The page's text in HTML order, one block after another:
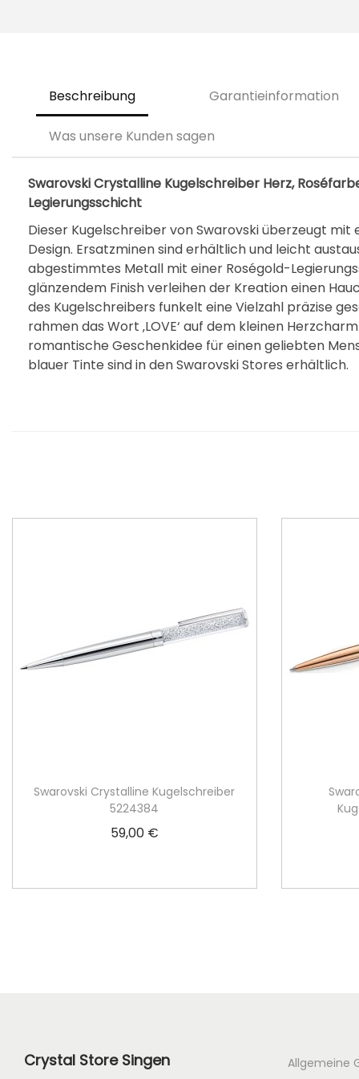
Beschreibung Garantieinformation
Was unsere Kunden sagen
Swarovski Crystalline Kugelschreiber Herz,
Legierungsschicht
Dieser Kugelschreiber von Swarovski überzeugt
Design. Ersatzminen sind erhältlich und leicht
abgestimmtes Metall mit einer Roségold-
glänzendem Finish verleihen der Kreation einen
des Kugelschreibers funkelt eine Vielzahl präzise
rahmen das Wort ‚LOVE‘ auf dem kleinen
romantische Geschenkidee für einen geliebten
blauer Tinte sind in den Swarovski Stores erhältlich.
Swarovski Crystalline Kugelschreiber
5224384
59,00 €
Crystal Store Singen Allgemeine